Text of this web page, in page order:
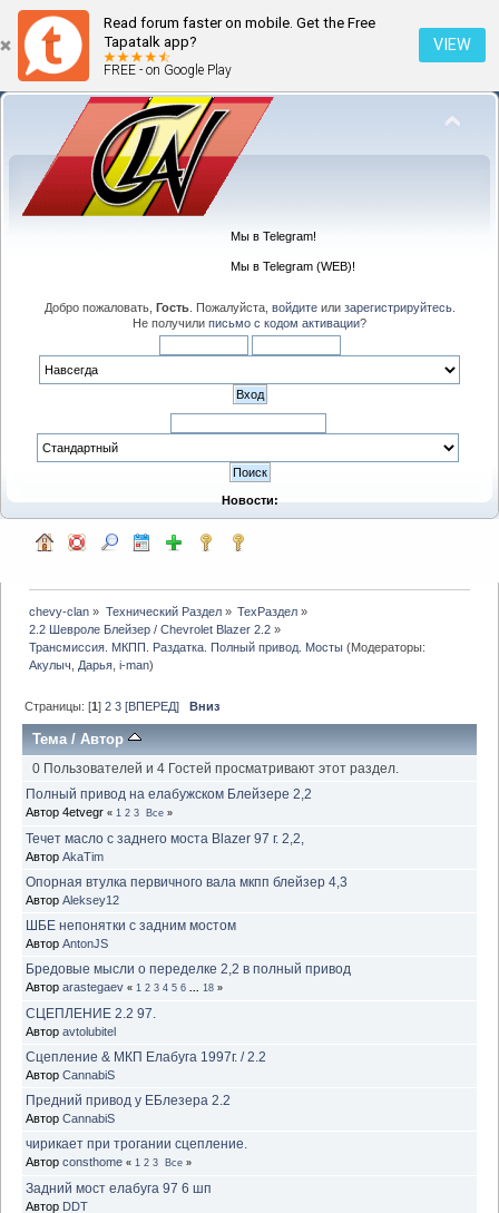
Read forum faster on mobile. Get the Free
Tapatalk app?
FREE - on Google Play
VIEW
Мы в Telegram!
Мы в Telegram (WEB)!
Добро пожаловать, Гость. Пожалуйста, войдитеили зарегистрируйтесь.
Не получили письмо с кодом активации?
Новости:
chevy-clan » Технический Раздел» ТехРаздел»
2.2 Шевроле Блейзер / Chevrolet Blazer 2.2 »
Трансмиссия. МКПП. Раздатка. Полный привод. Мосты (Модераторы:
Акулыч
Дарья ,i-man)
Страницы: [1]2 3 [ВПЕРЕД] Вниз
Тема /Автор
0 Пользователей и 4 Гостей просматривают этот раздел.
Полный привод на елабужском Блейзере 2,2
Автор 4etvegr « 1 2 3 Все »
Течет масло с заднего моста Blazer 97 г. 2,2,
Автор AkaTim
Опорная втулка первичного вала мкпп блейзер 4,3
Автор Aleksey12
ШБЕ непонятки с задним мостом
Автор AntonJS
Бредовые мысли о переделке 2,2 в полный привод
Автор arastegaev « 1 2 3 4 5 6 18 »
СЦЕПЛЕНИЕ 2.2 97.
Автор avtolubitel
Сцепление & МКП Елабуга 1997г. / 2.2
Автор CannabiS
Предний привод у ЕБлезера 2.2
Автор CannabiS
чирикает при трогании сцепление.
Автор consthome « 1 2 3 Все »
Задний мост елабуга 97 6 шп
Автор DDT